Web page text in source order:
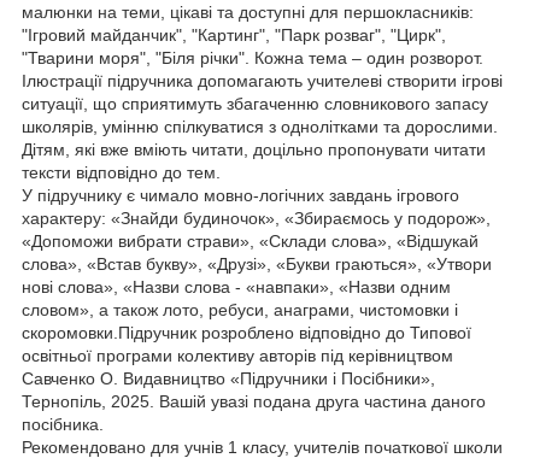
малюнки на теми, цікаві та доступні для першокласників:
"Ігровий майданчик", "Картинг", "Парк розваг", "Цирк",
"Тварини моря", "Біля річки". Кожна тема – один розворот.
Ілюстрації підручника допомагають учителеві створити ігрові
ситуації, що сприятимуть збагаченню словникового запасу
школярів, умінню спілкуватися з однолітками та дорослими.
Дітям, які вже вміють читати, доцільно пропонувати читати
тексти відповідно до тем.
У підручнику є чимало мовно-логічних завдань ігрового
характеру: «Знайди будиночок», «Збираємось у подорож»,
«Допоможи вибрати страви», «Склади слова», «Відшукай
слова», «Встав букву», «Друзі», «Букви граються», «Утвори
нові слова», «Назви слова - «навпаки», «Назви одним
словом», а також лото, ребуси, анаграми, чистомовки і
скоромовки.Підручник розроблено відповідно до Типової
освітньої програми колективу авторів під керівництвом
Савченко О. Видавництво «Підручники і Посібники»,
Тернопіль, 2025. Вашій увазі подана друга частина даного
посібника.
Рекомендовано для учнів 1 класу, учителів початкової школи